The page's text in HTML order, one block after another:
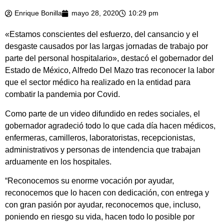
Enrique Bonilla mayo 28, 2020 10:29 pm
«Estamos conscientes del esfuerzo, del cansancio y el
desgaste causados por las largas jornadas de trabajo por
parte del personal hospitalario», destacó el gobernador del
Estado de México, Alfredo Del Mazo tras reconocer la labor
que el sector médico ha realizado en la entidad para
combatir la pandemia por Covid.
Como parte de un video difundido en redes sociales, el
gobernador agradeció todo lo que cada día hacen médicos,
enfermeras, camilleros, laboratoristas, recepcionistas,
administrativos y personas de intendencia que trabajan
arduamente en los hospitales.
“Reconocemos su enorme vocación por ayudar,
reconocemos que lo hacen con dedicación, con entrega y
con gran pasión por ayudar, reconocemos que, incluso,
poniendo en riesgo su vida, hacen todo lo posible por